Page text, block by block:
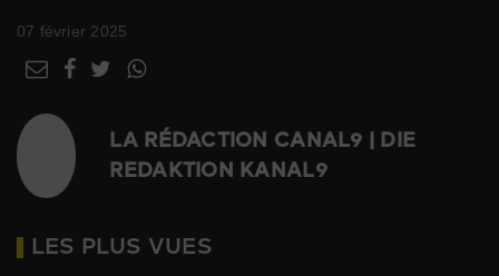
07 février 2025
LA RÉDACTION CANAL9 | DIE
REDAKTION KANAL9
LES PLUS VUES